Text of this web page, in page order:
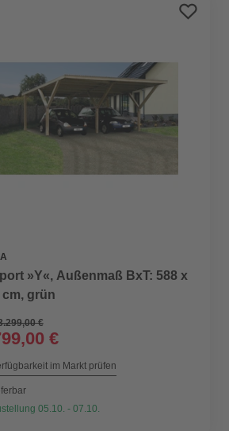
»Y«, Außenmaß BxT: 588 x
cm, grün
€
€
im Markt prüfen
05.10. - 07.10.